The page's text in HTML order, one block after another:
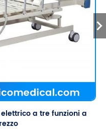
a tre funzioni a